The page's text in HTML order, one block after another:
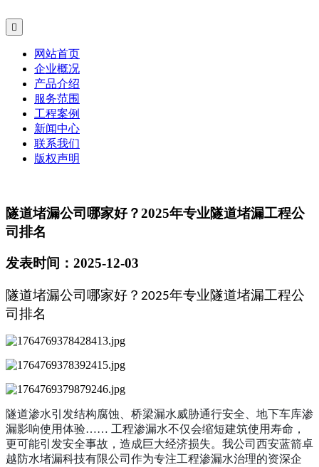

网站首页
企业概况
产品介绍
服务范围
工程案例
新闻中心
联系我们
版权声明
隧道堵漏公司哪家好？2025年专业隧道堵漏工程公
司排名
发表时间：2025-12-03
隧道堵漏公司哪家好？ 2025年专业隧道堵漏工程公
司排名
隧道渗水引发结构腐蚀、桥梁漏水威胁通行安全、地下车库渗
漏影响使用体验…… 工程渗漏水不仅会缩短建筑使用寿命，
更可能引发安全事故，造成巨大经济损失。我公司西安蓝箭卓
越防水堵漏科技有限公司作为专注工程渗漏水治理的资深企